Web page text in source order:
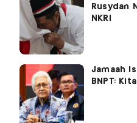
Rusydan
NKRI
Jamaah
BNPT: